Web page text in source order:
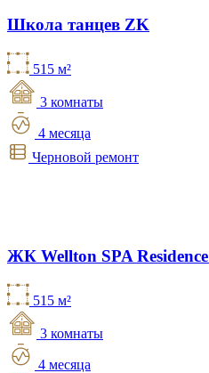
Школа танцев ZK
515 м²
3 комнаты
4 месяца
Черновой ремонт
ЖК Wellton SPA Residence
515 м²
3 комнаты
4 месяца